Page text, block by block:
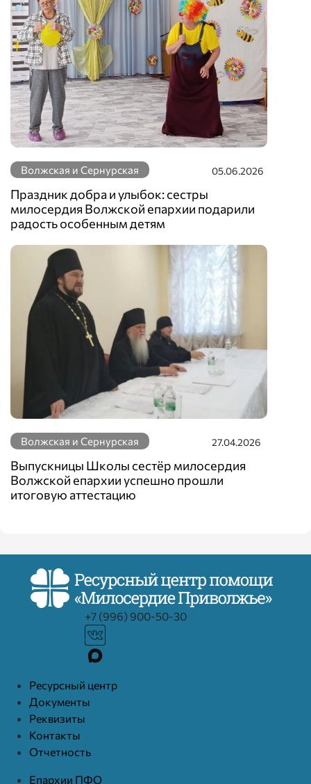
Волжская и Сернурская 05.06.2026
Праздник добра и улыбок: сестры
милосердия Волжской епархии подарили
радость особенным детям
Волжская и Сернурская 27.04.2026
Выпускницы Школы сестёр милосердия
Волжской епархии успешно прошли
итоговую аттестацию
+7 (996) 900-50-30
Ресурcный центр
Документы
Реквизиты
Контакты
Отчетность
Епархии ПФО